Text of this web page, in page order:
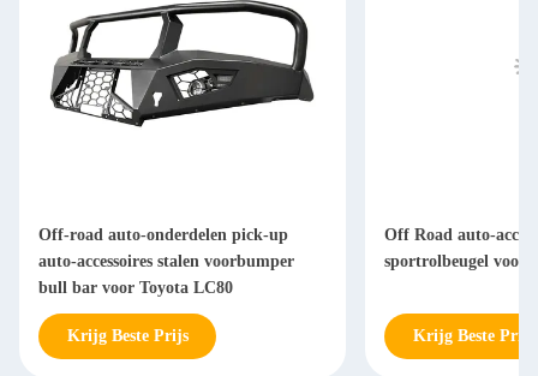
Off-road auto-onderdelen pick-up
auto-accessoires stalen voorbumper
bull bar voor Toyota LC80
Krijg Beste Prijs
Off Road auto-
sportrolbeugel voor
Krijg Beste Prijs